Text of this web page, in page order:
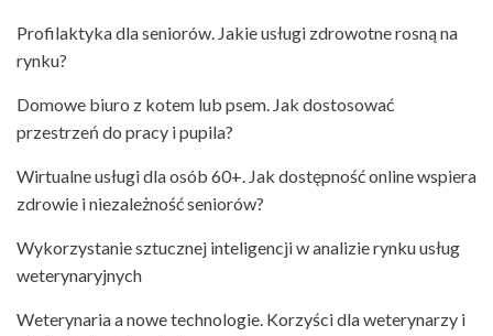
Profilaktyka dla seniorów. Jakie usługi zdrowotne rosną na
rynku?
Domowe biuro z kotem lub psem. Jak dostosować
przestrzeń do pracy i pupila?
Wirtualne usługi dla osób 60+. Jak dostępność online wspiera
zdrowie i niezależność seniorów?
Wykorzystanie sztucznej inteligencji w analizie rynku usług
weterynaryjnych
Weterynaria a nowe technologie. Korzyści dla weterynarzy i